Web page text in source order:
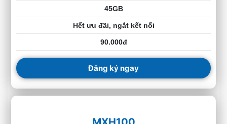
45GB
Hết ưu đãi, ngắt kết nối
90.000đ
Đăng ký ngay